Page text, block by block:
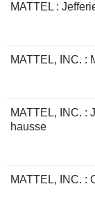
MATTEL :
MATTEL, INC. :
MATTEL, INC. :
hausse
MATTEL, INC. :